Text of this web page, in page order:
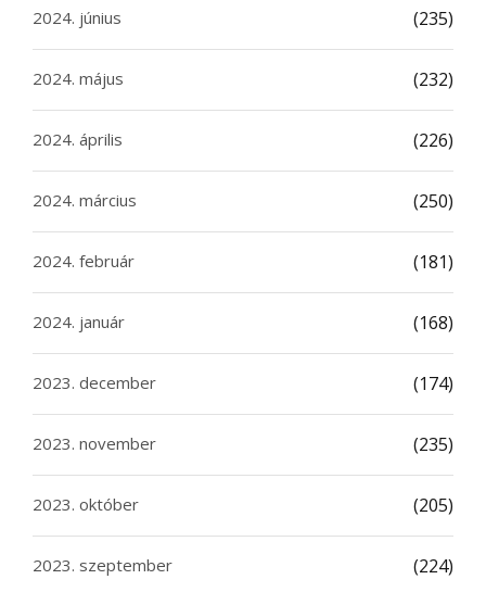
2024. június (235)
2024. május (232)
2024. április (226)
2024. március (250)
2024. február (181)
2024. január (168)
2023. december (174)
2023. november (235)
2023. október (205)
2023. szeptember (224)